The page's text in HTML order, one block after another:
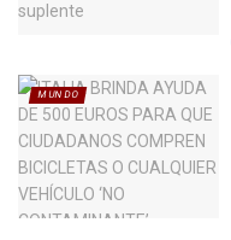
MUNDO